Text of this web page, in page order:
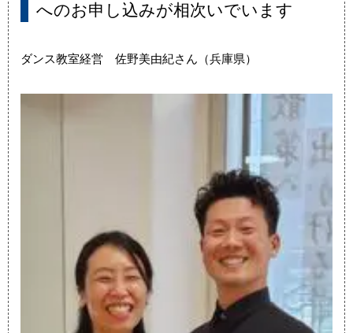
へのお申し込みが相次いでいます
ダンス教室経営 佐野美由紀さん（兵庫県）